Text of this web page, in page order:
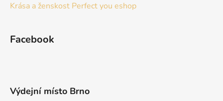
Krása a ženskost Perfect you eshop
Facebook
Výdejní místo Brno